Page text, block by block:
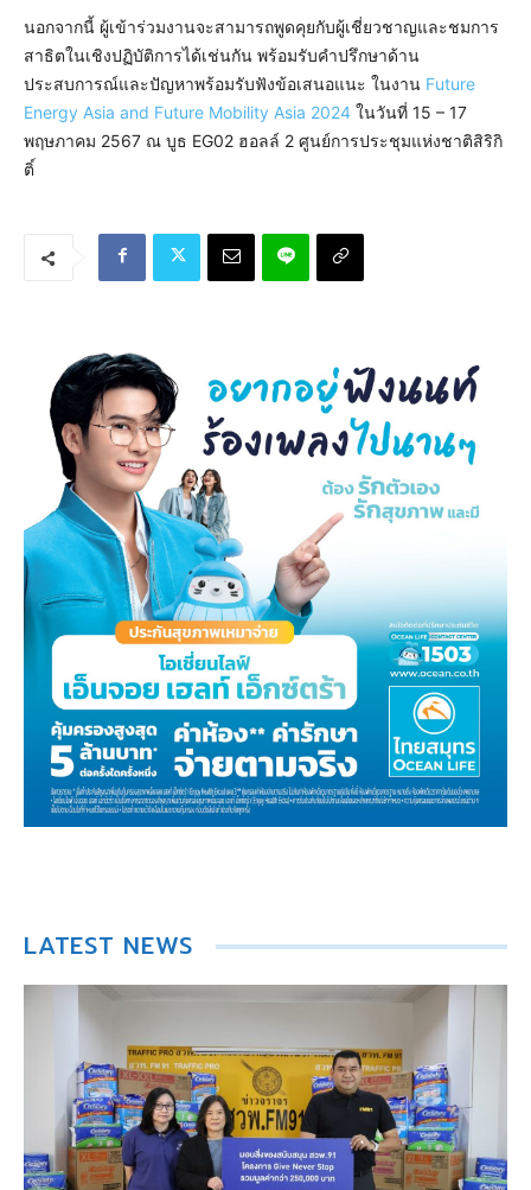
นอกจากนี้ ผู้เข้าร่วมงานจะสามารถพูดคุยกับผู้เชี่ยวชาญและชมการ
สาธิตในเชิงปฏิบัติการได้เช่นกัน พร้อมรับคำปรึกษาด้าน
ประสบการณ์และปัญหาพร้อมรับฟังข้อเสนอแนะ ในงาน Future
Energy Asia and Future Mobility Asia 2024 ในวันที่ 15 – 17
พฤษภาคม 2567 ณ บูธ EG02 ฮอลล์ 2 ศูนย์การประชุมแห่งชาติสิริกิ
ติ์
LATEST NEWS